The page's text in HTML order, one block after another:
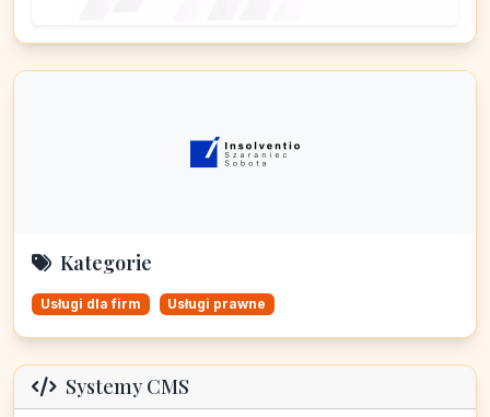
Kategorie
Usługi dla firm Usługi prawne
Systemy CMS